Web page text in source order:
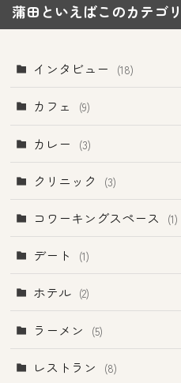
蒲田といえばこのカテゴ
インタビュー (18)
カフェ (9)
(1)
カレー (3)
クリニック (3)
コワーキングスペース (1)
デート (1)
ホテル (2)
ラーメン (5)
レストラン (8)